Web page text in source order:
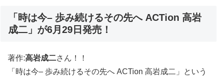
「時は今– 歩み続けるその先へ ACTion 高岩
成二」が6月29日発売！
著作:高岩成二さん！！
「時は今– 歩み続けるその先へ ACTion 高岩成二」という